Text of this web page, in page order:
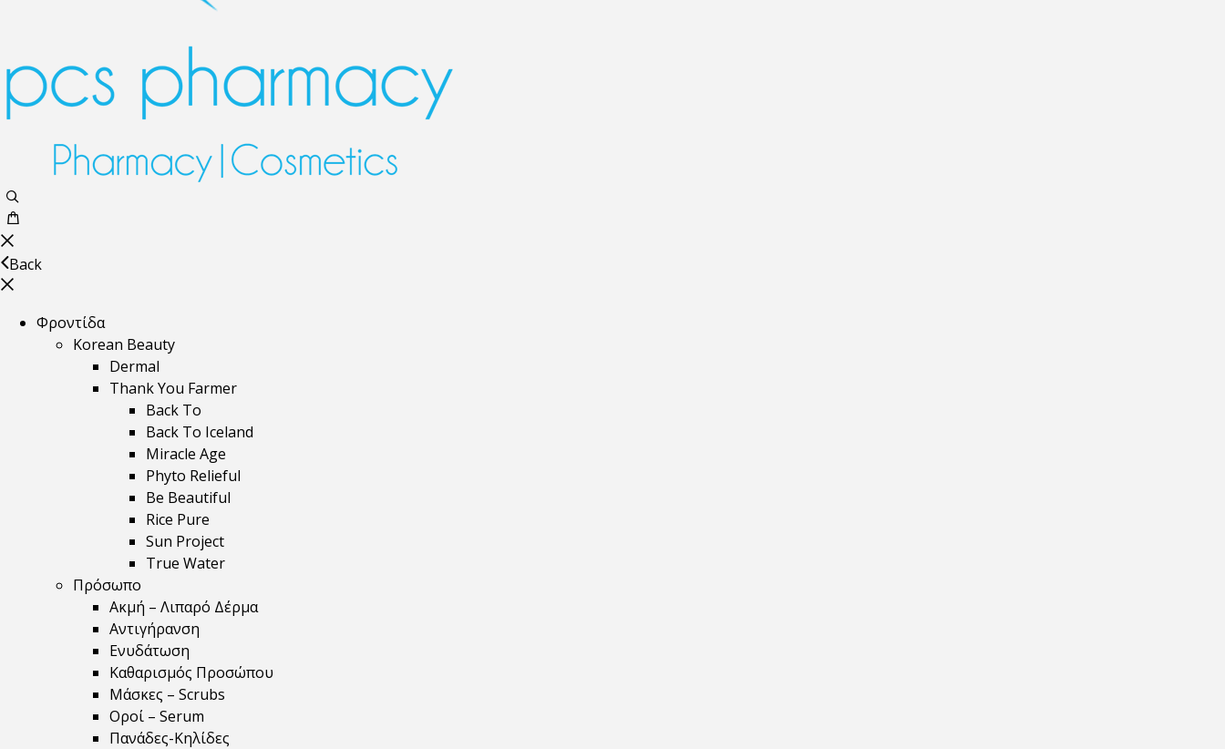
Back
Φροντίδα
Korean Beauty
Dermal
Thank You Farmer
Back To
Back To Iceland
Miracle Age
Phyto Relieful
Be Beautiful
Rice Pure
Sun Project
True Water
Πρόσωπο
Ακμή – Λιπαρό Δέρμα
Αντιγήρανση
Ενυδάτωση
Καθαρισμός Προσώπου
Μάσκες – Scrubs
Οροί – Serum
Πανάδες-Κηλίδες